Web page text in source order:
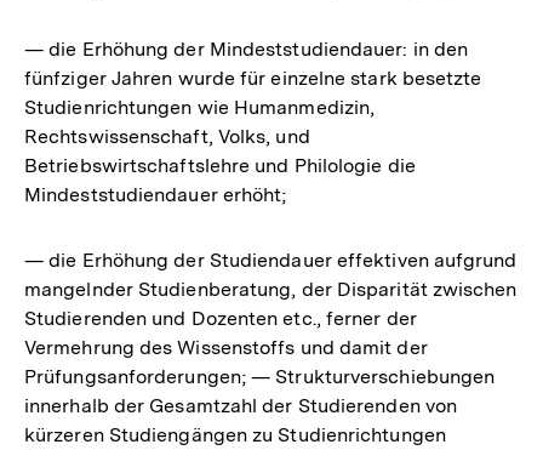
der
Fußnote
— die Erhöhung der Mindeststudiendauer: in den
fünfziger Jahren wurde für einzelne stark besetzte
Studienrichtungen wie Humanmedizin,
Rechtswissenschaft, Volks, und
Betriebswirtschaftslehre und Philologie die
Mindeststudiendauer erhöht;
— die Erhöhung der Studiendauer effektiven aufgrund
mangelnder Studienberatung, der Disparität zwischen
Studierenden und Dozenten etc., ferner der
Vermehrung des Wissenstoffs und damit der
Prüfungsanforderungen; — Strukturverschiebungen
innerhalb der Gesamtzahl der Studierenden von
kürzeren Studiengängen zu Studienrichtungen